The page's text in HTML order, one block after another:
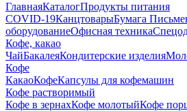
ГлавнаяКаталогПродукты питания
COVID-19КанцтоварыБумага
оборудованиеОфисная техника
Кофе, какао
ЧайБакалеяКондитерские изделия
Кофе
КакаоКофеКапсулы для кофемашин
Кофе растворимый
Кофе в зернахКофе молотыйКофе